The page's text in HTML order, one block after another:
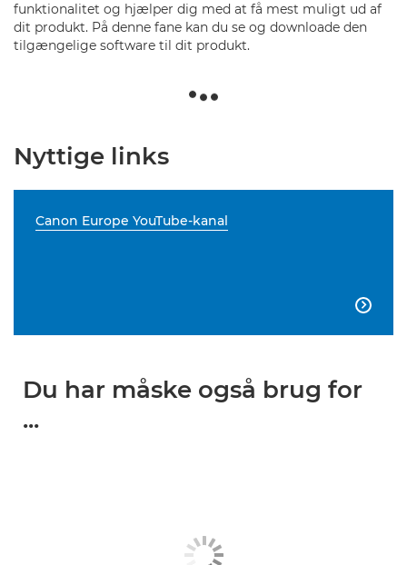
funktionalitet og hjælper dig med at få mest muligt ud af
dit produkt. På denne fane kan du se og downloade den
tilgængelige software til dit produkt.
Nyttige links
Canon Europe YouTube-kanal

Du har måske også brug for
...